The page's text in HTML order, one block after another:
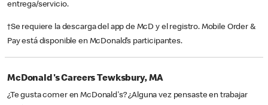
entrega/servicio.
†Se requiere la descarga del app de McD y el registro. Mobile Order &
Pay está disponible en McDonald’s participantes.
McDonald's Careers Tewksbury, MA
¿Te gusta comer en McDonald's? ¿Alguna vez pensaste en trabajar